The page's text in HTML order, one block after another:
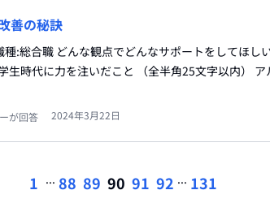
善の秘訣
:総合職 どんな観点でどんなサポートをしてほし
生時代に力を注いだこと （全半角25文字以内）
が回答 2024年3月22日
1 ... 88 89 90 91 92 ... 131